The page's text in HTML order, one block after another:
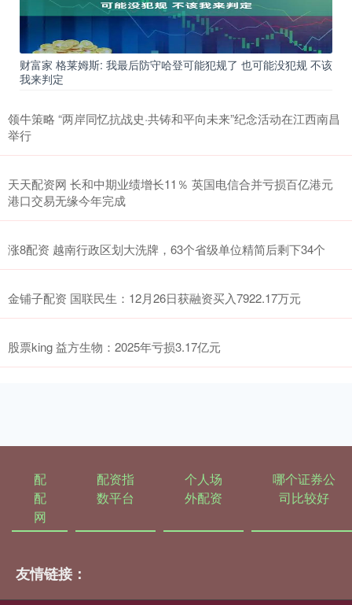
财富家 格莱姆斯: 我最后防守哈登可能犯规了 也可能没犯规 不该
我来判定
领牛策略 “两岸同忆抗战史·共铸和平向未来”纪念活动在江西南昌
举行
天天配资网 长和中期业绩增长11％ 英国电信合并亏损百亿港元
港口交易无缘今年完成
涨8配资 越南行政区划大洗牌，63个省级单位精简后剩下34个
金铺子配资 国联民生：12月26日获融资买入7922.17万元
股票king 益方生物：2025年亏损3.17亿元
配
配
网
配资指
数平台
个人场
外配资
哪个证券公
司比较好
友情链接：